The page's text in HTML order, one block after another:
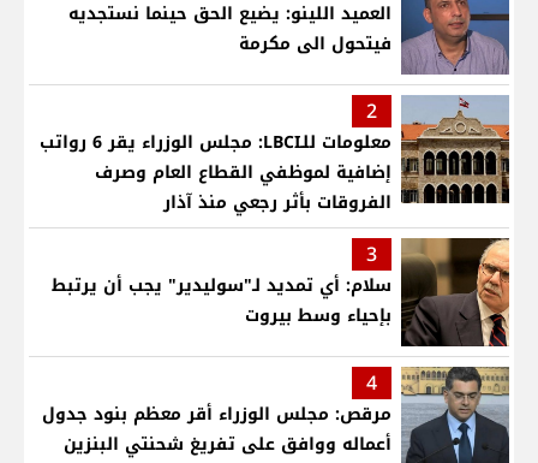
العميد اللينو: يضيع الحق حينما نستجديه
فيتحول الى مكرمة
2
معلومات للـLBCI: مجلس الوزراء يقر 6 رواتب
إضافية لموظفي القطاع العام وصرف
الفروقات بأثر رجعي منذ آذار
3
سلام: أي تمديد لـ"سوليدير" يجب أن يرتبط
بإحياء وسط بيروت
4
مرقص: مجلس الوزراء أقر معظم بنود جدول
أعماله ووافق على تفريغ شحنتي البنزين